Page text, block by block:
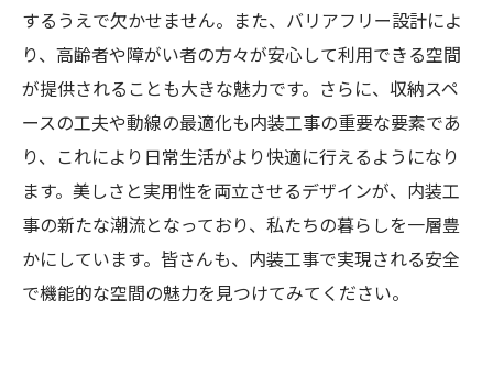
するうえで欠かせません。また、バリアフリー設計によ
り、高齢者や障がい者の方々が安心して利用できる空間
が提供されることも大きな魅力です。さらに、収納スペ
ースの工夫や動線の最適化も内装工事の重要な要素であ
り、これにより日常生活がより快適に行えるようになり
ます。美しさと実用性を両立させるデザインが、内装工
事の新たな潮流となっており、私たちの暮らしを一層豊
かにしています。皆さんも、内装工事で実現される安全
で機能的な空間の魅力を見つけてみてください。